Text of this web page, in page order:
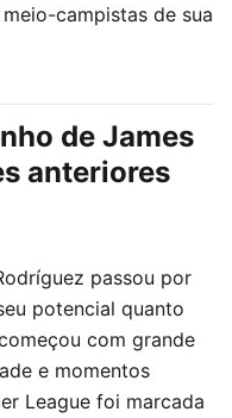
campistas de sua
de James
anteriores
passou por
potencial quanto
com grande
e momentos
League foi marcada